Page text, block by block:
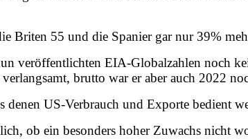
Briten 55 und die Spanier gar nur 39%
veröffentlichten EIA-Globalzahlen noch
brutto war er aber auch 2022
denen US-Verbrauch und Exporte
ob ein besonders hoher Zuwachs nicht